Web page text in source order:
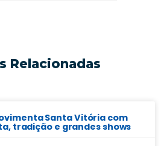
Relacionadas
Santa Vitória com
tradição e grandes shows